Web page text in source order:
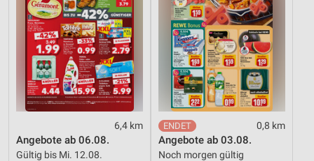
6,4 km
Angebote ab 06.08.
Gültig bis Mi. 12.08.
0,8 km
Angebote ab 03.08.
Noch morgen gültig